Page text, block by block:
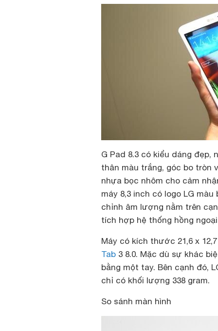
G Pad 8.3 có kiểu dáng
thân màu trắng, góc bo tròn
nhựa bọc nhôm cho cảm
máy 8,3 inch có logo LG
chỉnh âm lượng nằm trên
tích hợp hệ thống hồng
Máy có kích thước 21,6 x
Tab 3 8.0. Mặc dù sự khác
bằng một tay. Bên cạnh đó,
chỉ có khối lượng 338 gram.
So sánh màn hình